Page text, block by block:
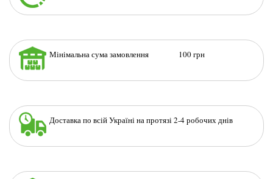
Мінімальна сума замовлення 100 грн
Доставка по всій Україні на протязі 2-4 робочих днів